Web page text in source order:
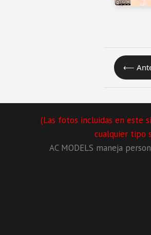
⟵
(Las fotos incluidas en este
cualquier tipo
AC MODELS maneja